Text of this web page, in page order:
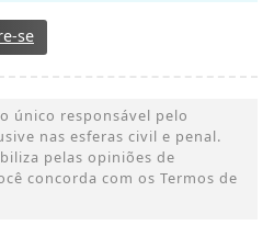
se
único responsável pelo
nas esferas civil e penal.
pelas opiniões de
concorda com os Termos de